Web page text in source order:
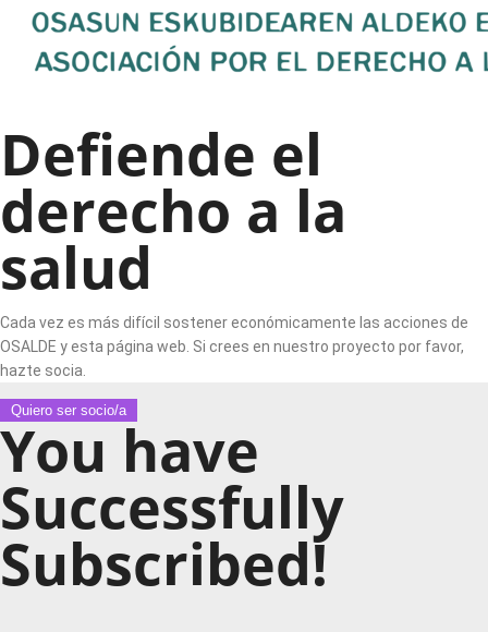
Defiende el
derecho a la
salud
Cada vez es más difícil sostener económicamente las acciones de
OSALDE y esta página web. Si crees en nuestro proyecto por favor,
hazte socia.
Quiero ser socio/a
You have
Successfully
Subscribed!